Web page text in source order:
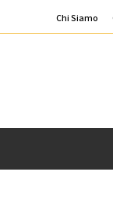
Chi Siamo